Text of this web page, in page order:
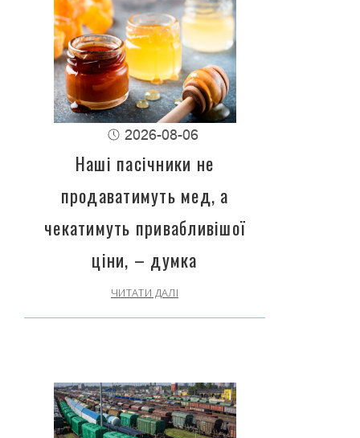
2026-08-06
Наші пасічники не
продаватимуть мед, а
чекатимуть привабливішої
ціни, – думка
ЧИТАТИ ДАЛІ